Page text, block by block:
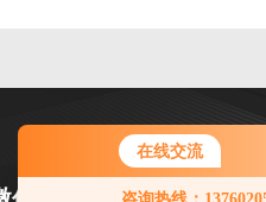
在线交流
您好！欢迎前来咨询，很